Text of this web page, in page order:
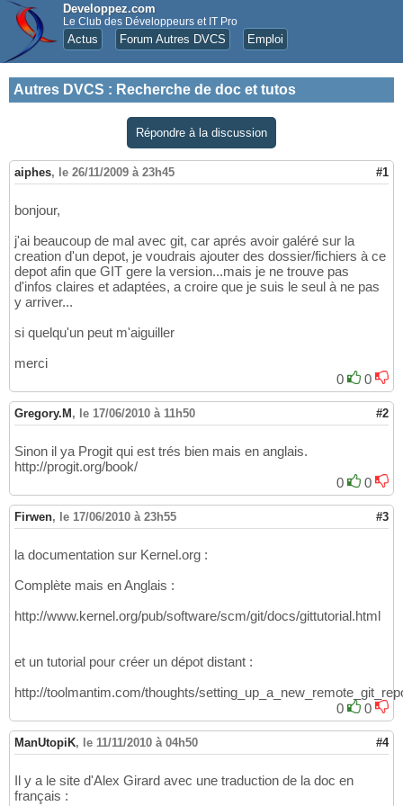
Developpez.com
Le Club des Développeurs et IT Pro
Actus Forum Autres DVCS Emploi
Autres DVCS : Recherche de doc et tutos
Répondre à la discussion
aiphes, le 26/11/2009 à 23h45 #1
bonjour,
j'ai beaucoup de mal avec git, car aprés avoir galéré sur la
creation d'un depot, je voudrais ajouter des dossier/fichiers à ce
depot afin que GIT gere la version...mais je ne trouve pas
d'infos claires et adaptées, a croire que je suis le seul à ne pas
y arriver...
si quelqu'un peut m'aiguiller
merci
0
0
Gregory.M , le 17/06/2010 à 11h50 #2
Sinon il ya Progit qui est trés bien mais en anglais.
http://progit.org/book/
0
0
Firwen, le 17/06/2010 à 23h55 #3
la documentation sur Kernel.org :
Complète mais en Anglais :
http://www.kernel.org/pub/software/scm/git/docs/gittutorial.html
et un tutorial pour créer un dépot distant :
http://toolmantim.com/thoughts/
0
0
ManUtopiK, le 11/11/2010 à 04h50 #4
Il y a le site d'Alex Girard avec une traduction de la doc en
français :